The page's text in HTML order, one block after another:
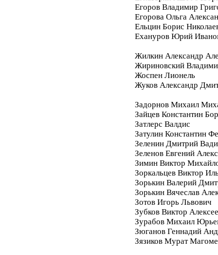
Егоров Владимир
Егорова Ольга
Ельцин Борис
Ехануров Юрий
Жилкин Александр
Жириновский
Жоспен Лионель
Жуков Александр
Задорнов Михаил
Зайцев Константин
Затлерс Валдис
Затулин Константин
Зеленин Дмитрий
Зеленов Евгений
Зимин Виктор
Зоркальцев Виктор
Зорькин Валерий
Зорькин Вячеслав
Зотов Игорь Львович
Зубков Виктор
Зурабов Михаил
Зюганов Геннадий
Зязиков Мурат